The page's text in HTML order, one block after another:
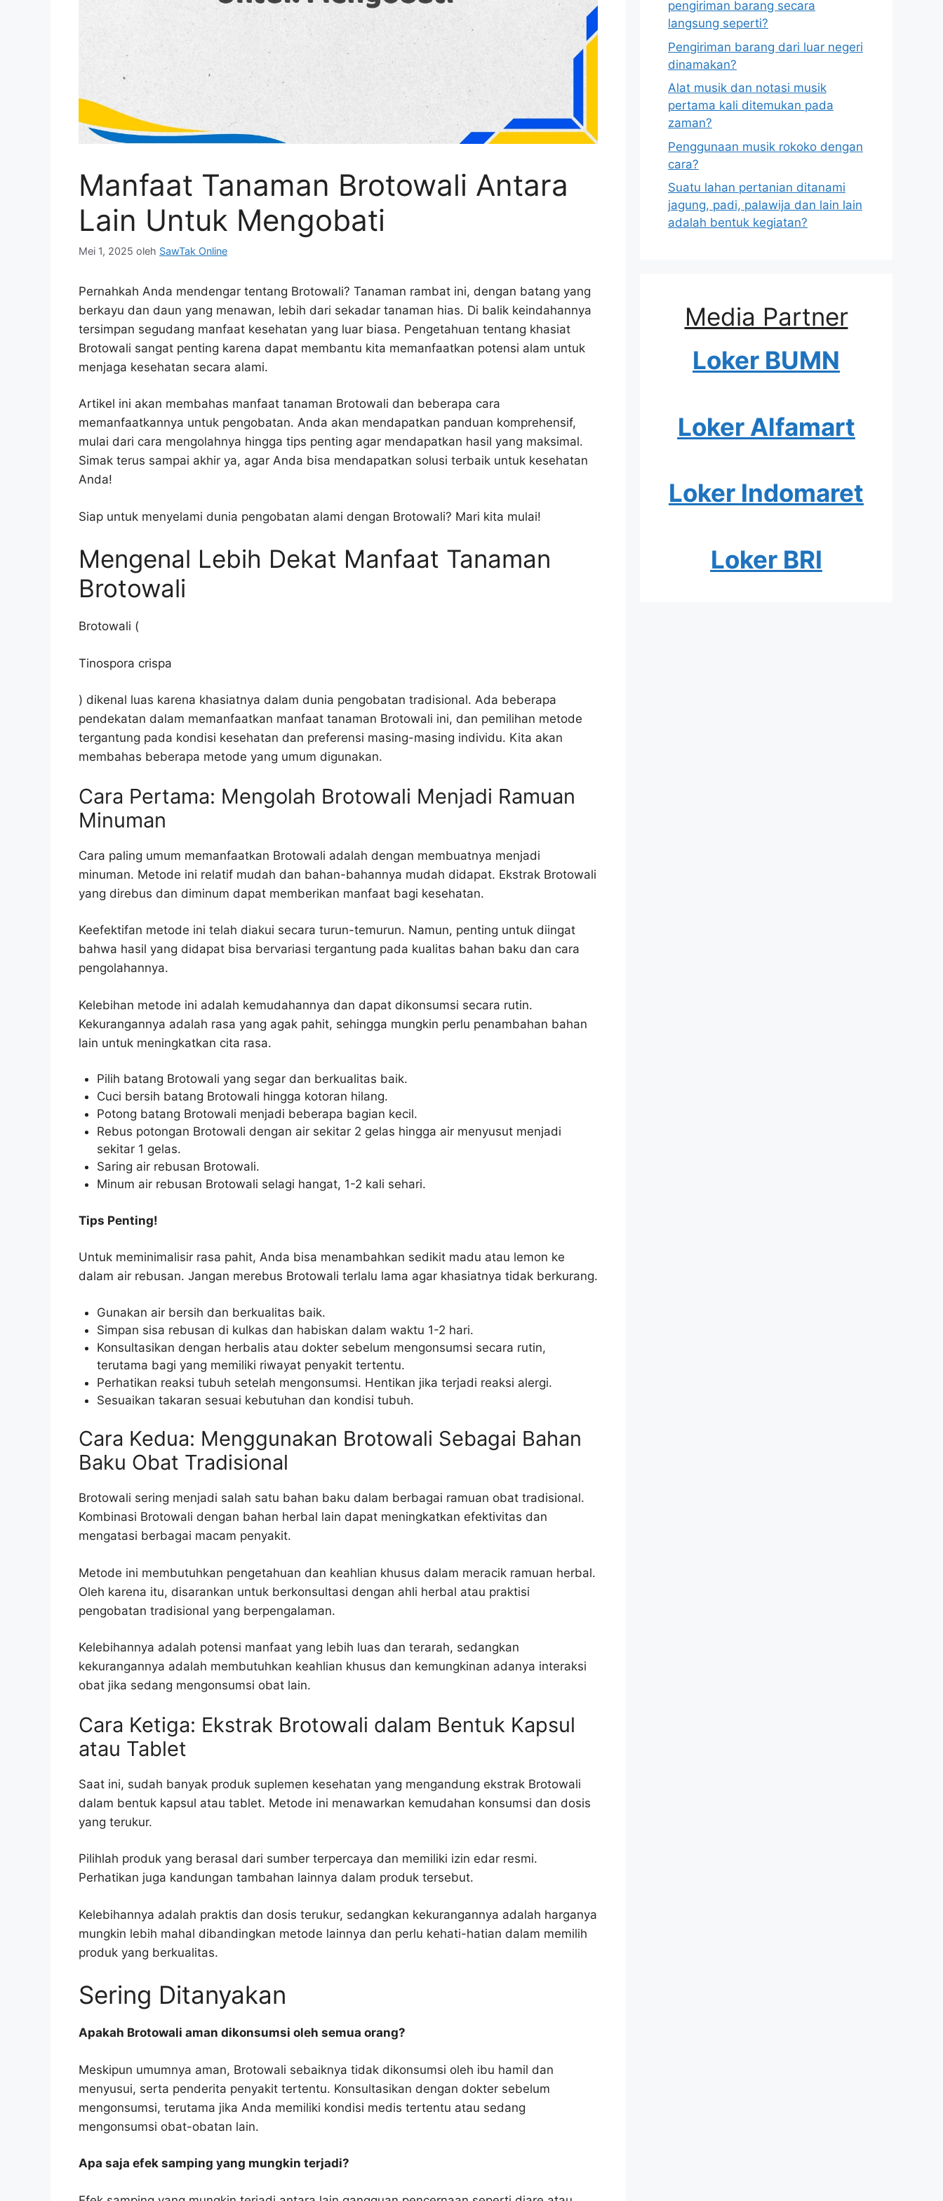
Manfaat Tanaman Brotowali Antara
Lain Untuk Mengobati
Mei 1, 2025 oleh SawTak Online
Pernahkah Anda mendengar tentang Brotowali? Tanaman rambat ini, dengan batang yang
berkayu dan daun yang menawan, lebih dari sekadar tanaman hias. Di balik keindahannya
tersimpan segudang manfaat kesehatan yang luar biasa. Pengetahuan tentang khasiat
Brotowali sangat penting karena dapat membantu kita memanfaatkan potensi alam untuk
menjaga kesehatan secara alami.
Artikel ini akan membahas manfaat tanaman Brotowali dan beberapa cara
memanfaatkannya untuk pengobatan. Anda akan mendapatkan panduan komprehensif,
mulai dari cara mengolahnya hingga tips penting agar mendapatkan hasil yang maksimal.
Simak terus sampai akhir ya, agar Anda bisa mendapatkan solusi terbaik untuk kesehatan
Anda!
Siap untuk menyelami dunia pengobatan alami dengan Brotowali? Mari kita mulai!
Mengenal Lebih Dekat Manfaat Tanaman
Brotowali
Brotowali (
Tinospora crispa
) dikenal luas karena khasiatnya dalam dunia pengobatan tradisional. Ada beberapa
pendekatan dalam memanfaatkan manfaat tanaman Brotowali ini, dan pemilihan metode
tergantung pada kondisi kesehatan dan preferensi masing-masing individu. Kita akan
membahas beberapa metode yang umum digunakan.
Cara Pertama: Mengolah Brotowali Menjadi Ramuan
Minuman
Cara paling umum memanfaatkan Brotowali adalah dengan membuatnya menjadi
minuman. Metode ini relatif mudah dan bahan-bahannya mudah didapat. Ekstrak Brotowali
yang direbus dan diminum dapat memberikan manfaat bagi kesehatan.
Keefektifan metode ini telah diakui secara turun-temurun. Namun, penting untuk diingat
bahwa hasil yang didapat bisa bervariasi tergantung pada kualitas bahan baku dan cara
pengolahannya.
Kelebihan metode ini adalah kemudahannya dan dapat dikonsumsi secara rutin.
Kekurangannya adalah rasa yang agak pahit, sehingga mungkin perlu penambahan bahan
lain untuk meningkatkan cita rasa.
Pilih batang Brotowali yang segar dan berkualitas baik.
Cuci bersih batang Brotowali hingga kotoran hilang.
Potong batang Brotowali menjadi beberapa bagian kecil.
Rebus potongan Brotowali dengan air sekitar 2 gelas hingga air menyusut menjadi
sekitar 1 gelas.
Saring air rebusan Brotowali.
Minum air rebusan Brotowali selagi hangat, 1-2 kali sehari.
Tips Penting!
Untuk meminimalisir rasa pahit, Anda bisa menambahkan sedikit madu atau lemon ke
dalam air rebusan. Jangan merebus Brotowali terlalu lama agar khasiatnya tidak berkurang.
Gunakan air bersih dan berkualitas baik.
Simpan sisa rebusan di kulkas dan habiskan dalam waktu 1-2 hari.
Konsultasikan dengan herbalis atau dokter sebelum mengonsumsi secara rutin,
terutama bagi yang memiliki riwayat penyakit tertentu.
Perhatikan reaksi tubuh setelah mengonsumsi. Hentikan jika terjadi reaksi alergi.
Sesuaikan takaran sesuai kebutuhan dan kondisi tubuh.
Cara Kedua: Menggunakan Brotowali Sebagai Bahan
Baku Obat Tradisional
Brotowali sering menjadi salah satu bahan baku dalam berbagai ramuan obat tradisional.
Kombinasi Brotowali dengan bahan herbal lain dapat meningkatkan efektivitas dan
mengatasi berbagai macam penyakit.
Metode ini membutuhkan pengetahuan dan keahlian khusus dalam meracik ramuan herbal.
Oleh karena itu, disarankan untuk berkonsultasi dengan ahli herbal atau praktisi
pengobatan tradisional yang berpengalaman.
Kelebihannya adalah potensi manfaat yang lebih luas dan terarah, sedangkan
kekurangannya adalah membutuhkan keahlian khusus dan kemungkinan adanya interaksi
obat jika sedang mengonsumsi obat lain.
Cara Ketiga: Ekstrak Brotowali dalam Bentuk Kapsul
atau Tablet
Saat ini, sudah banyak produk suplemen kesehatan yang mengandung ekstrak Brotowali
dalam bentuk kapsul atau tablet. Metode ini menawarkan kemudahan konsumsi dan dosis
yang terukur.
Pilihlah produk yang berasal dari sumber terpercaya dan memiliki izin edar resmi.
Perhatikan juga kandungan tambahan lainnya dalam produk tersebut.
Kelebihannya adalah praktis dan dosis terukur, sedangkan kekurangannya adalah harganya
mungkin lebih mahal dibandingkan metode lainnya dan perlu kehati-hatian dalam memilih
produk yang berkualitas.
Sering Ditanyakan
Apakah Brotowali aman dikonsumsi oleh semua orang?
Meskipun umumnya aman, Brotowali sebaiknya tidak dikonsumsi oleh ibu hamil dan
menyusui, serta penderita penyakit tertentu. Konsultasikan dengan dokter sebelum
mengonsumsi, terutama jika Anda memiliki kondisi medis tertentu atau sedang
mengonsumsi obat-obatan lain.
Apa saja efek samping yang mungkin terjadi?
pengiriman barang secara
langsung seperti?
Pengiriman barang dari luar negeri
dinamakan?
Alat musik dan notasi musik
pertama kali ditemukan pada
zaman?
Penggunaan musik rokoko dengan
cara?
Suatu lahan pertanian ditanami
jagung, padi, palawija dan lain lain
adalah bentuk kegiatan?
Media Partner
Loker BUMN
Loker Alfamart
Loker Indomaret
Loker BRI